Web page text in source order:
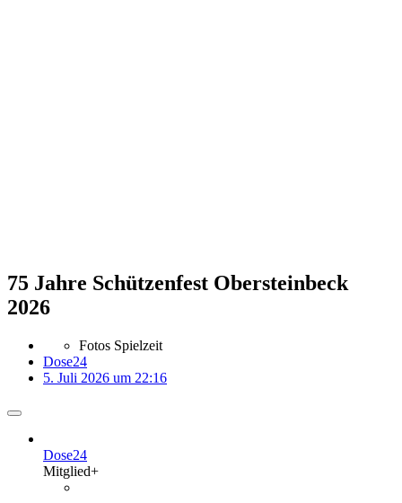
75 Jahre Schützenfest Obersteinbeck
2026
Fotos Spielzeit
Dose24
5. Juli 2026 um 22:16
Dose24
Mitglied+